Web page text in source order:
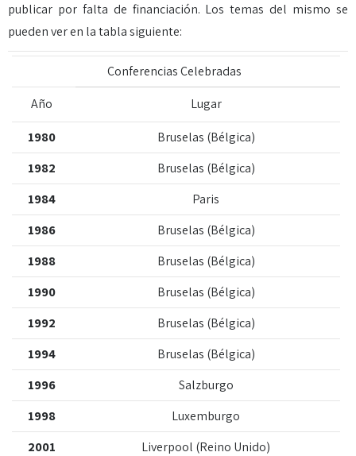
publicar por falta de financiación. Los temas del mismo se
pueden ver en la tabla siguiente:
Conferencias Celebradas
Año
Lugar
1980
Bruselas (Bélgica)
1982
Bruselas (Bélgica)
1984
Paris
1986
Bruselas (Bélgica)
1988
Bruselas (Bélgica)
1990
Bruselas (Bélgica)
1992
Bruselas (Bélgica)
1994
Bruselas (Bélgica)
1996
Salzburgo
1998
Luxemburgo
2001
Liverpool (Reino Unido)